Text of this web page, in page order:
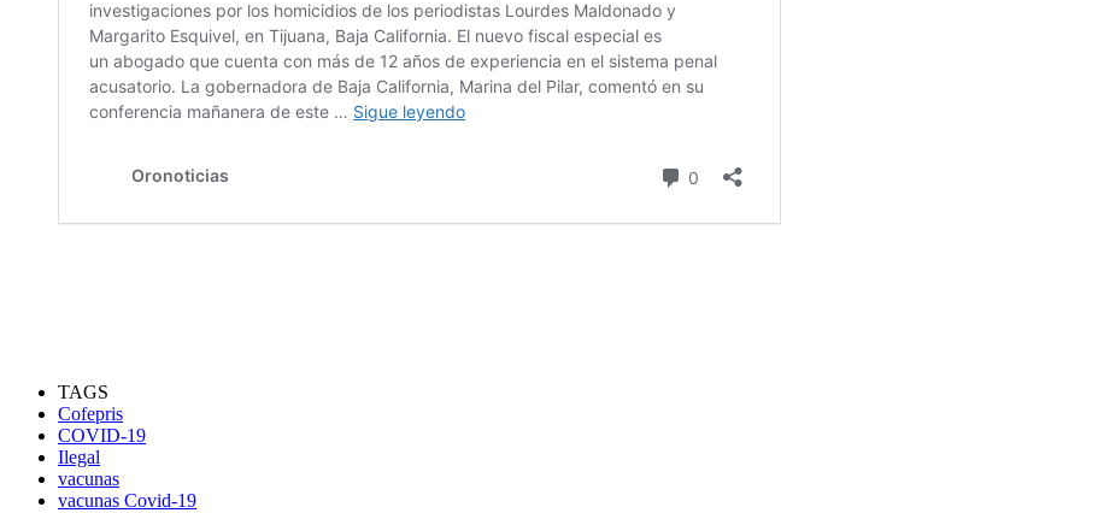
TAGS
Cofepris
COVID-19
Ilegal
vacunas
vacunas Covid-19